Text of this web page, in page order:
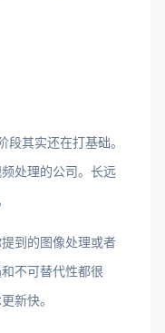
段其实还在打基础。
处理的公司。长远
到的图像处理或者
不可替代性都很
新快。